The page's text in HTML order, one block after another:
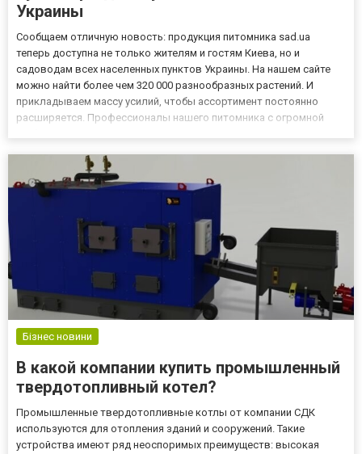
Украины
Сообщаем отличную новость: продукция питомника sad.ua
теперь доступна не только жителям и гостям Киева, но и
садоводам всех населенных пунктов Украины. На нашем сайте
можно найти более чем 320 000 разнообразных растений. И
прикладываем массу усилий, чтобы ассортимент постоянно
расширяется. Профессионалы нашего питомника с огромной
отдельная наука....
Бізнес новини
В какой компании купить промышленный
твердотопливный котел?
Промышленные твердотопливные котлы от компании СДК
используются для отопления зданий и сооружений. Такие
устройства имеют ряд неоспоримых преимуществ: высокая